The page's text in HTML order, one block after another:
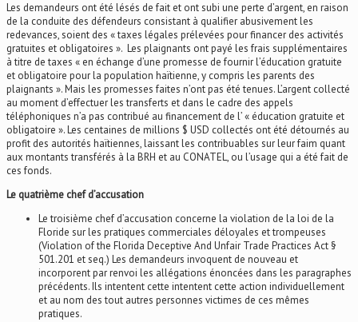
Les demandeurs ont été lésés de fait et ont subi une perte d’argent, en raison
de la conduite des défendeurs consistant à qualifier abusivement les
redevances, soient des « taxes légales prélevées pour financer des activités
gratuites et obligatoires ». Les plaignants ont payé les frais supplémentaires
à titre de taxes « en échange d’une promesse de fournir l’éducation gratuite
et obligatoire pour la population haïtienne, y compris les parents des
plaignants ». Mais les promesses faites n’ont pas été tenues. L’argent collecté
au moment d’effectuer les transferts et dans le cadre des appels
téléphoniques n’a pas contribué au financement de l’ « éducation gratuite et
obligatoire ». Les centaines de millions $ USD collectés ont été détournés au
profit des autorités haïtiennes, laissant les contribuables sur leur faim quant
aux montants transférés à la BRH et au CONATEL, ou l’usage qui a été fait de
ces fonds.
Le quatrième chef d’accusation
Le troisième chef d’accusation concerne la violation de la loi de la
Floride sur les pratiques commerciales déloyales et trompeuses
(Violation of the Florida Deceptive And Unfair Trade Practices Act §
501.201 et seq.) Les demandeurs invoquent de nouveau et
incorporent par renvoi les allégations énoncées dans les paragraphes
précédents. Ils intentent cette intentent cette action individuellement
et au nom des tout autres personnes victimes de ces mêmes
pratiques.